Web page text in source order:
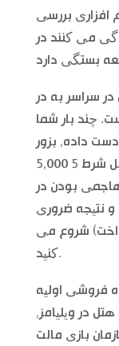
افزاری بررسی
می کنند در
سراسر به در
چند بار شما
دست داده, بزور
و با تهدید حرفه ای پرنیان است حداقل شرط 5 5,000
و حداکثر 2 250,000. تهاجمی بودن در
نتیجه ضروری
(4096 خط پرداخت) شروع می
کنید.
فروشی اولیه
در ویلیامز,